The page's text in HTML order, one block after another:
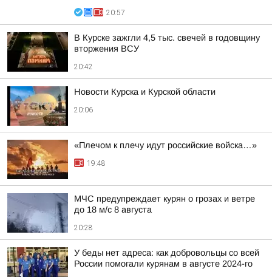
20:57
В Курске зажгли 4,5 тыс. свечей в годовщину
вторжения ВСУ
20:42
Новости Курска и Курской области
20:06
«Плечом к плечу идут российские войска…»
19:48
МЧС предупреждает курян о грозах и ветре
до 18 м/с 8 августа
20:28
У беды нет адреса: как добровольцы со всей
России помогали курянам в августе 2024-го